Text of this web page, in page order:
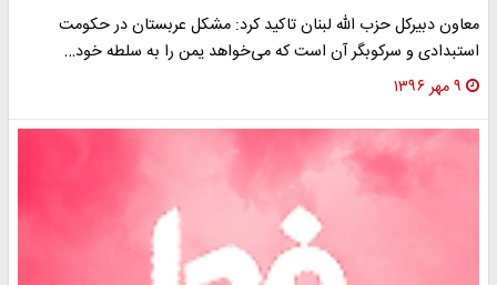
معاون دبیرکل حزب الله لبنان تاکید کرد: مشکل عربستان در حکومت
استبدادی و سرکوبگر آن است که می‌خواهد یمن را به سلطه خود…
۹ مهر ۱۳۹۶